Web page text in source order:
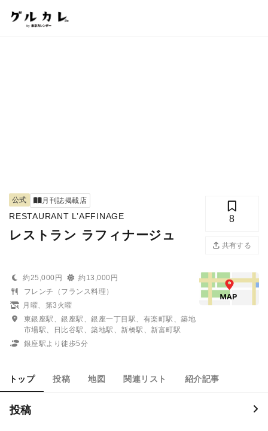
公式 月刊誌掲載店
RESTAURANT L’AFFINAGE
レストラン ラフィナージュ
8
共有する
約25,000円
約13,000円
フレンチ（フランス料理）
月曜、第3火曜
東銀座駅、銀座駅、銀座一丁目駅、有楽町駅、築地
市場駅、日比谷駅、築地駅、新橋駅、新富町駅
銀座駅より徒歩5分
トップ 投稿 地図 関連リスト 紹介記事
投稿